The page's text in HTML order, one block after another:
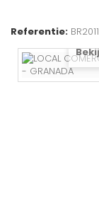
Referentie: